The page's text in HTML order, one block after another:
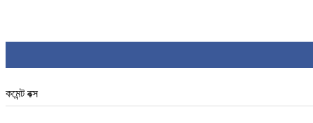
কমেন্ট বক্স